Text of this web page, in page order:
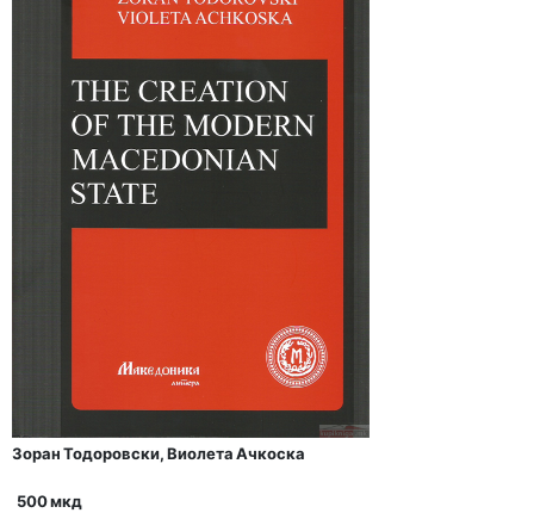
ЗоранТодоровски, Виолета Ачкоска
500 мкд